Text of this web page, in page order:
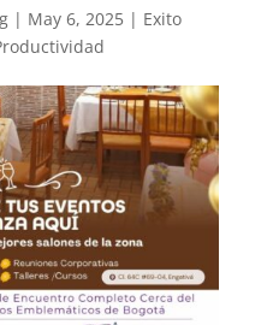
| May 6, 2025| Exito